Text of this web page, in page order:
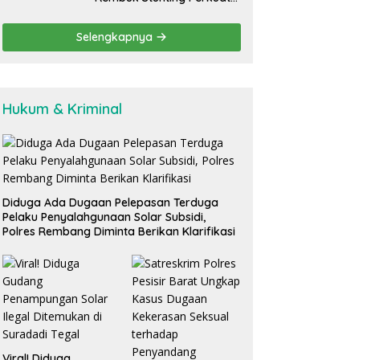
Stunting, Dan Salurkan
BLT-DD Tahap Kedua
Selengkapnya
Hukum & Kriminal
Diduga Ada Dugaan Pelepasan Terduga
Pelaku Penyalahgunaan Solar Subsidi,
Polres Rembang Diminta Berikan Klarifikasi